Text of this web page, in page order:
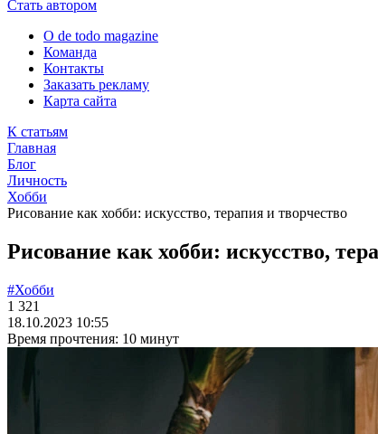
Стать автором
О de todo magazine
Команда
Контакты
Заказать рекламу
Карта сайта
К статьям
Главная
Блог
Личность
Хобби
Рисование как хобби: искусство, терапия и творчество
Рисование как хобби: искусство,
#Хобби
1 321
18.10.2023 10:55
Время прочтения: 10 минут